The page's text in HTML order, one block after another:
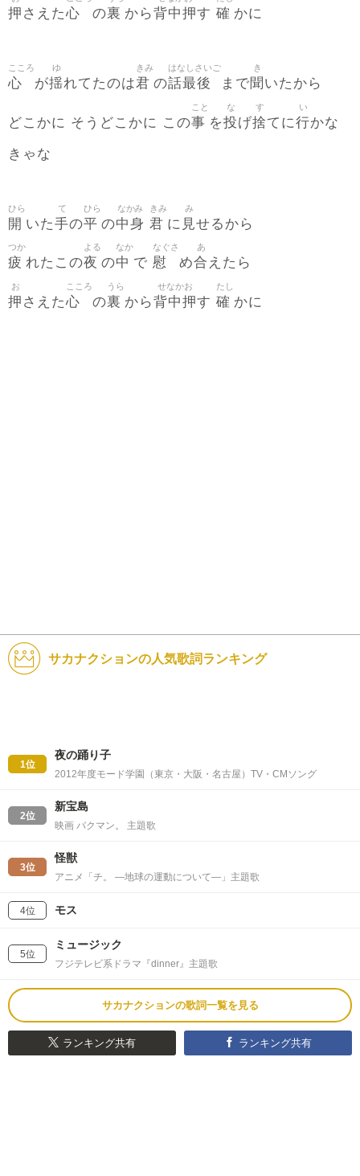
押 さえた心 の裏 から背中押す 確 かに
心
こころ
が揺
ゆ
れてたのは君
きみ
の話最後
はなしさいご
まで聞
き
いたから
どこかに そうどこかに この事
こと
を投
な
げ捨
す
てに行
い
かな
きゃな
開
ひら
いた手
て
の平
ひら
の中身
なかみ
君
きみ
に 見
み
せるから
疲
つか
れたこの夜
よる
の中
なか
で 慰
なぐさ
め合
あ
えたら
押
お
さえた心
こころ
の裏
うら
から背中押
せなかお
す 確
たし
かに
サカナクションの人気歌詞ランキング
1位
夜の踊り子
2012年度モード学園（東京・大阪・名古屋）TV・CMソング
2位
新宝島
映画 バクマン。 主題歌
3位
怪獣
アニメ「チ。 ―地球の運動について―」主題歌
4位 モス
5位
ミュージック
フジテレビ系ドラマ『dinner』主題歌
サカナクションの歌詞一覧を見る
ランキング共有 ランキング共有